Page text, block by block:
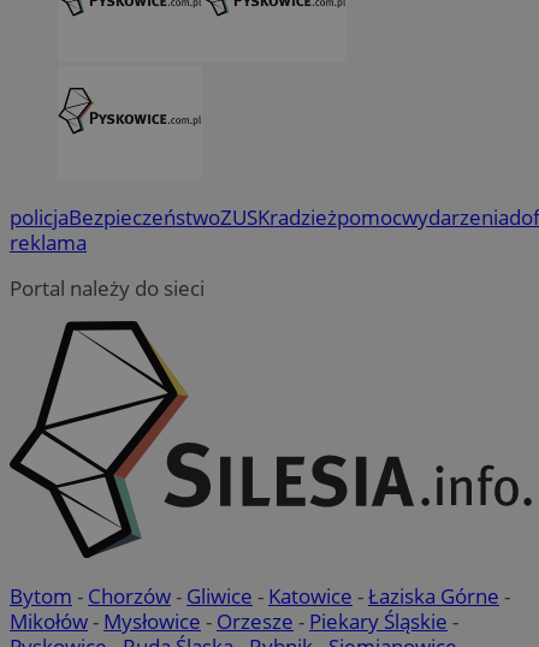
policjaBezpieczeństwoZUSKradzieżpomocwydarzenia
reklama
Portal należy do sieci
Bytom - Chorzów- Gliwice - Katowice -Łaziska Górne -
Mikołów- Mysłowice - Orzesze - Piekary Śląskie -